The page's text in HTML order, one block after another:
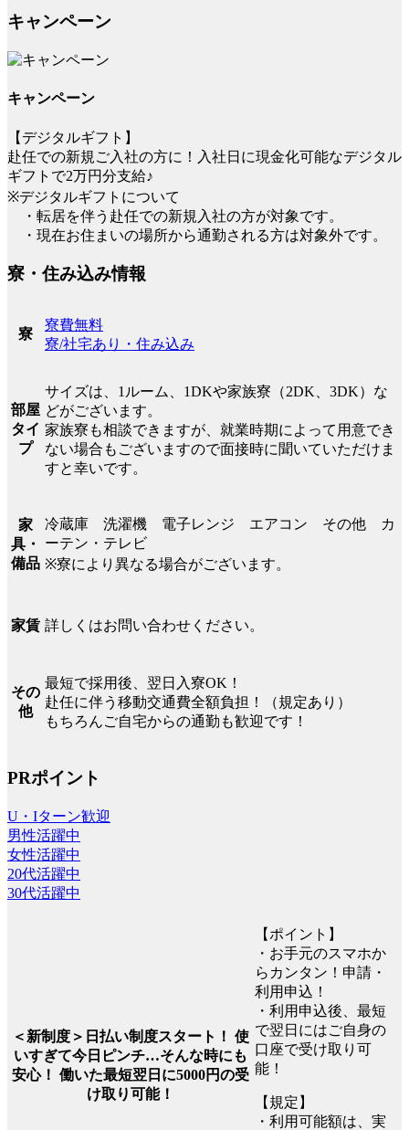
キャンペーン
キャンペーン
【デジタルギフト】
赴任での新規ご入社の方に！入社日に現金化可能なデジタル
ギフトで2万円分支給♪
※デジタルギフトについて
・転居を伴う赴任での新規入社の方が対象です。
・現在お住まいの場所から通勤される方は対象外です。
寮・住み込み情報
寮
寮費無料
寮/社宅あり・住み込み
部屋
タイ
プ
サイズは、1ルーム、1DKや家族寮（2DK、3DK）な
どがございます。
家族寮も相談できますが、就業時期によって用意でき
ない場合もございますので面接時に聞いていただけま
すと幸いです。
家
具・
備品
冷蔵庫 洗濯機 電子レンジ エアコン その他 カ
ーテン・テレビ
※寮により異なる場合がございます。
家賃 詳しくはお問い合わせください。
その
他
最短で採用後、翌日入寮OK！
赴任に伴う移動交通費全額負担！（規定あり）
もちろんご自宅からの通勤も歓迎です！
PRポイント
U・Iターン歓迎
男性活躍中
女性活躍中
20代活躍中
30代活躍中
＜新制度＞日払い制度スタート！ 使
いすぎて今日ピンチ…そんな時にも
安心！ 働いた最短翌日に5000円の受
け取り可能！
【ポイント】
・お手元のスマホか
らカンタン！申請・
利用申込！
・利用申込後、最短
で翌日にはご自身の
口座で受け取り可
能！
【規定】
・利用可能額は、実